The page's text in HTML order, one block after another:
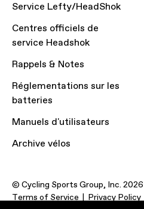
Service Lefty/HeadShok
Centres officiels de
service Headshok
Rappels & Notes
Réglementations sur les
batteries
Manuels d'utilisateurs
Archive vélos
© Cycling Sports Group, Inc. 2026
Terms of Service
Privacy Policy